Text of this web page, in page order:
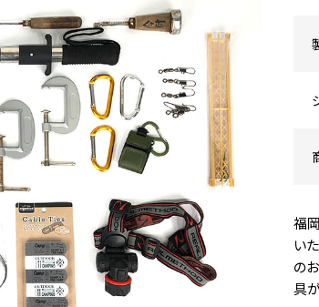
福
い
の
具